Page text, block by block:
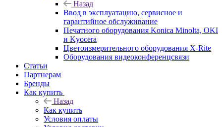
Назад
Ввод в эксплуатацию, сервисное и
гарантийное обслуживание
Печатного оборудования Konica Minolta, OKI
и Kyocera
Цветоизмерительного оборудования X-Rite
Оборудования видеоконференцсвязи
Статьи
Партнерам
Бренды
Как купить
Назад
Как купить
Условия оплаты